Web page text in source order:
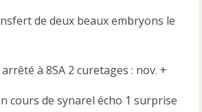
de deux beaux embryons le
à 8SA 2 curetages : nov. +
cours de synarel écho 1 surprise